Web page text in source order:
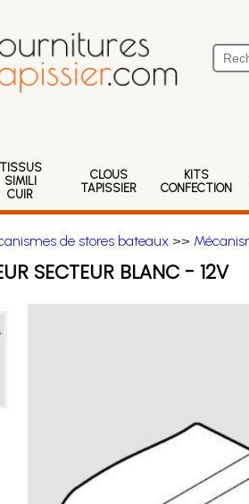
TISSUS
SIMILI
CUIR
CLOUS
TAPISSIER
KITS
CONFECTION
de stores bateaux>>
SECTEUR BLANC - 12V